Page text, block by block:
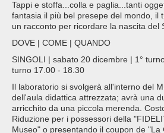
PRESS
Tappi e stoffa...colla e paglia...tanti
fantasia il più bel presepe del mondo, il
un racconto per ricordare la nascita del
DOVE | COME | QUANDO
SINGOLI | sabato 20 dicembre | 1°
turno 17.00 - 18.30
Il laboratorio si svolgerà all'interno del
dell'aula didattica attrezzata; avrà una
arricchito da una piccola merenda.
Riduzione per i possessori della
Museo" o presentando il coupon de "La